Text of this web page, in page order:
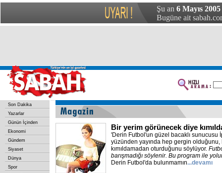
Şu an 6 Mayıs
Bugüne ait
Son Dakika
Yazarlar
Günün İçinden
Ekonomi
Gündem
Siyaset
Dünya
Spor
Bir yerim görünecek diye
'Derin Futbol'un güzel bacaklı sunucusu
yüzünden yayında hep gergin
kımıldamadan oturduğunu söylüyor.
barışmadığı söylenir. Bu program ile
Derin Futbol'da bulunmamın...devamı